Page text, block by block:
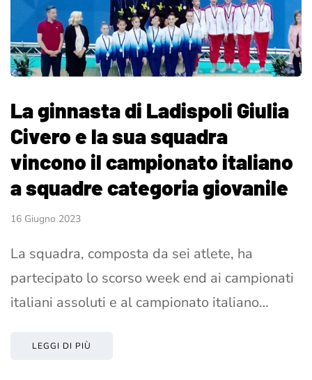
La ginnasta di Ladispoli Giulia
Civero e la sua squadra
vincono il campionato italiano
a squadre categoria giovanile
16 Giugno 2023
La squadra, composta da sei atlete, ha
partecipato lo scorso week end ai campionati
italiani assoluti e al campionato italiano…
LEGGI DI PIÙ